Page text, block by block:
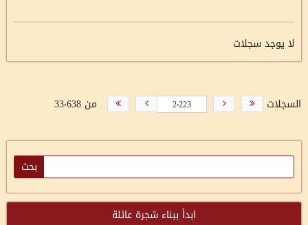
لا يوجد سجلات
السجلات من 33٬638
ابدأ ببناء شجرة عائلة